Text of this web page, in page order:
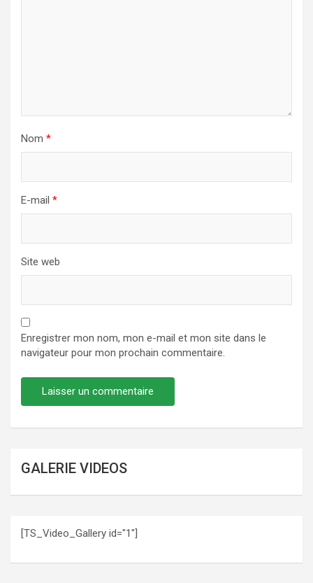
Nom *
E-mail *
Site web
Enregistrer mon nom, mon e-mail et mon site dans le
navigateur pour mon prochain commentaire.
GALERIE VIDEOS
[TS_Video_Gallery id="1"]